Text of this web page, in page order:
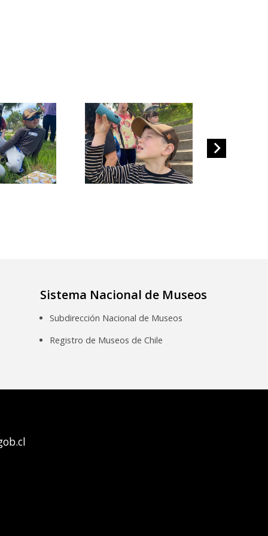
Sistema Nacional de Museos
Subdirección Nacional de Museos
Registro de Museos de Chile